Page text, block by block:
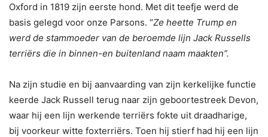
Oxford in 1819 zijn eerste hond. Met dit teefje werd de
basis gelegd voor onze Parsons. “Ze heette Trump en
werd de stammoeder van de beroemde lijn Jack Russells
terriërs die in binnen-en buitenland naam maakten”.
Na zijn studie en bij aanvaarding van zijn kerkelijke functie
keerde Jack Russell terug naar zijn geboortestreek Devon,
waar hij een lijn werkende terriërs fokte uit draadharige,
bij voorkeur witte foxterriërs. Toen hij stierf had hij een lijn